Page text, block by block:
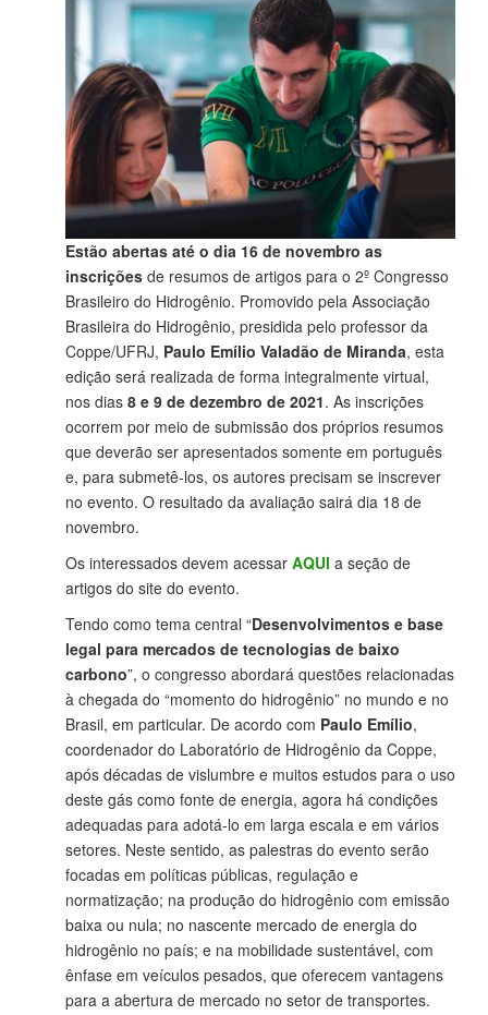
Estão abertas até o dia 16 de novembro as
inscrições de resumos de artigos para o 2º Congresso
Brasileiro do Hidrogênio. Promovido pela Associação
Brasileira do Hidrogênio, presidida pelo professor da
Coppe/UFRJ, Paulo Emílio Valadão de Miranda, esta
edição será realizada de forma integralmente virtual,
nos dias 8 e 9 de dezembro de 2021. As inscrições
ocorrem por meio de submissão dos próprios resumos
que deverão ser apresentados somente em português
e, para submetê-los, os autores precisam se inscrever
no evento. O resultado da avaliação sairá dia 18 de
novembro.
Os interessados devem acessar AQUI a seção de
artigos do site do evento.
Tendo como tema central “Desenvolvimentos e base
legal para mercados de tecnologias de baixo
carbono”, o congresso abordará questões relacionadas
à chegada do “momento do hidrogênio” no mundo e no
Brasil, em particular. De acordo com Paulo Emílio,
coordenador do Laboratório de Hidrogênio da Coppe,
após décadas de vislumbre e muitos estudos para o uso
deste gás como fonte de energia, agora há condições
adequadas para adotá-lo em larga escala e em vários
setores. Neste sentido, as palestras do evento serão
focadas em políticas públicas, regulação e
normatização; na produção do hidrogênio com emissão
baixa ou nula; no nascente mercado de energia do
hidrogênio no país; e na mobilidade sustentável, com
ênfase em veículos pesados, que oferecem vantagens
para a abertura de mercado no setor de transportes.